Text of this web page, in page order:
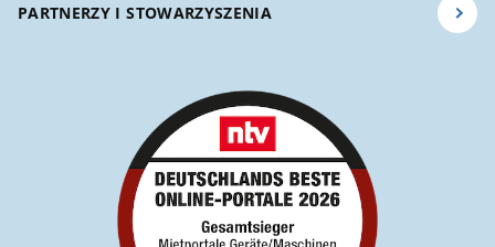
PARTNERZY I STOWARZYSZENIA